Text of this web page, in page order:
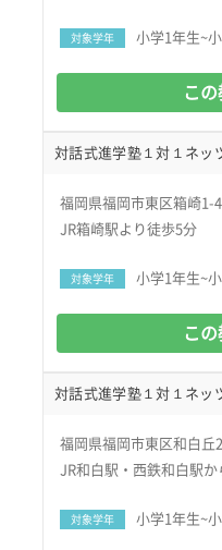
対象学年 小学1年生~
こ
対話式進学塾１対１ネッ
福岡県福岡市東区箱崎1-
JR箱崎駅より徒歩5分
対象学年 小学1年生~
こ
対話式進学塾１対１ネッ
福岡県福岡市東区和白丘
JR和白駅・西鉄和白駅
対象学年 小学1年生~